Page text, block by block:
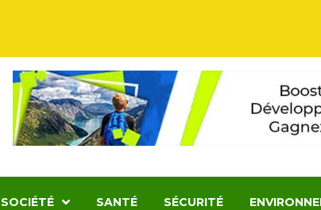
SOCIÉTÉ SANTÉ SÉCURITÉ